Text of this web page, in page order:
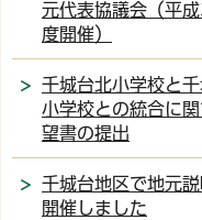
元代表協議会（平
度開催）
千城台北小学校と
小学校との統合に
望書の提出
千城台地区で地元
開催しました